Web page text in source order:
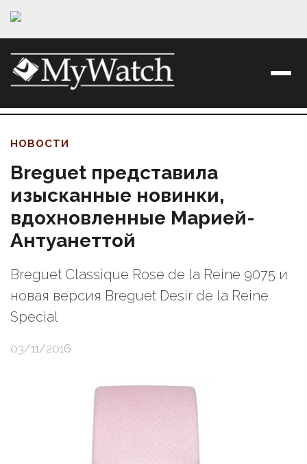
НОВОСТИ
Breguet представила
изысканные новинки,
вдохновленные Марией-
Антуанеттой
Breguet Classique Rose de la Reine 9075 и
новая версия Breguet Desir de la Reine
Special
03/11/2016